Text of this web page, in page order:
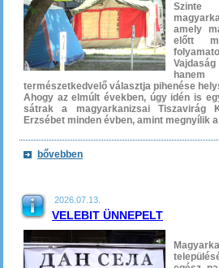
amely
előtt
természetkedvelő választja pihenése
Ahogy az elmúlt években, úgy idén is
sátrak a magyarkanizsai Tiszavirág
Erzsébet minden évben, amint megnyílik
bővebben
2026.07.13.
VELEBIT ÜNNEPELT